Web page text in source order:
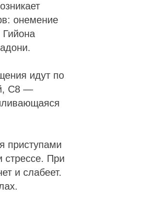
онемение
идут по
C8 —
приступами
стрессе. При
и слабеет.